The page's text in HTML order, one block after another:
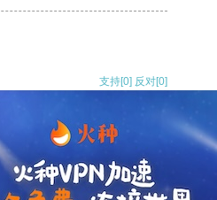
支持[0] 反对[0]
支持[0] 反对